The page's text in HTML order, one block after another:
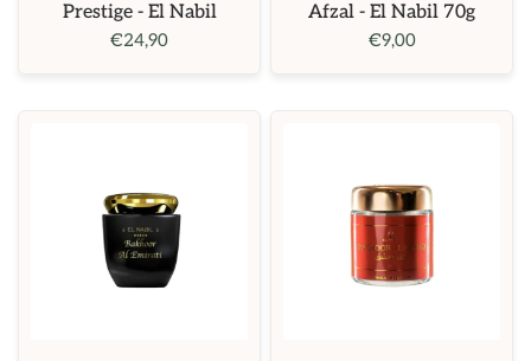
Prestige - El Nabil
€24,90
Afzal - El Nabil 70g
€9,00